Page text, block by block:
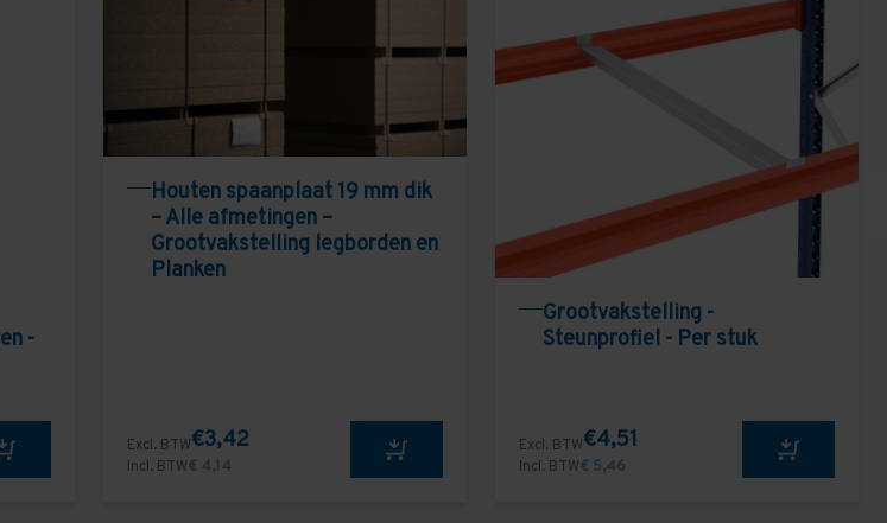
-
Houten spaanplaat 19 mm dik
– Alle afmetingen –
Grootvakstelling legborden en
Planken
Excl. BTW€3,42
Incl. BTW€ 4,14
Grootvakstelling -
Steunprofiel - Per stuk
Excl. BTW€4,51
Incl. BTW€ 5,46